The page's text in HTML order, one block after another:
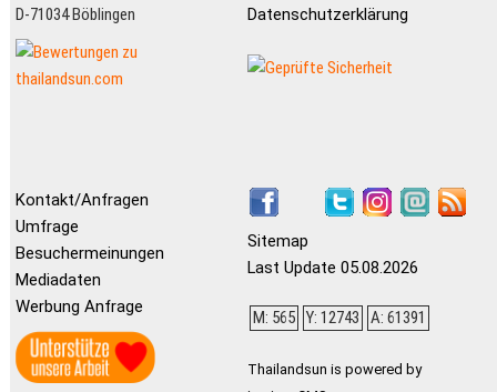
D-71034 Böblingen
Datenschutzerklärung
Kontakt/Anfragen
Umfrage
Besuchermeinungen
Mediadaten
Werbung Anfrage
Sitemap
Last Update 05.08.2026
M: 565 Y: 12743 A: 61391
Thailandsun is powered by